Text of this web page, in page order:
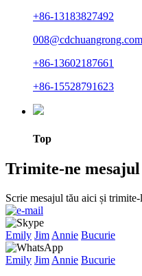
+86-13183827492
008@cdchuangrong.com
+86-13602187661
+86-15528791623
Top
Trimite-ne
Scrie mesajul tău aici și trimite-
Emily Jim Annie Bucurie
Emily Jim Annie Bucurie